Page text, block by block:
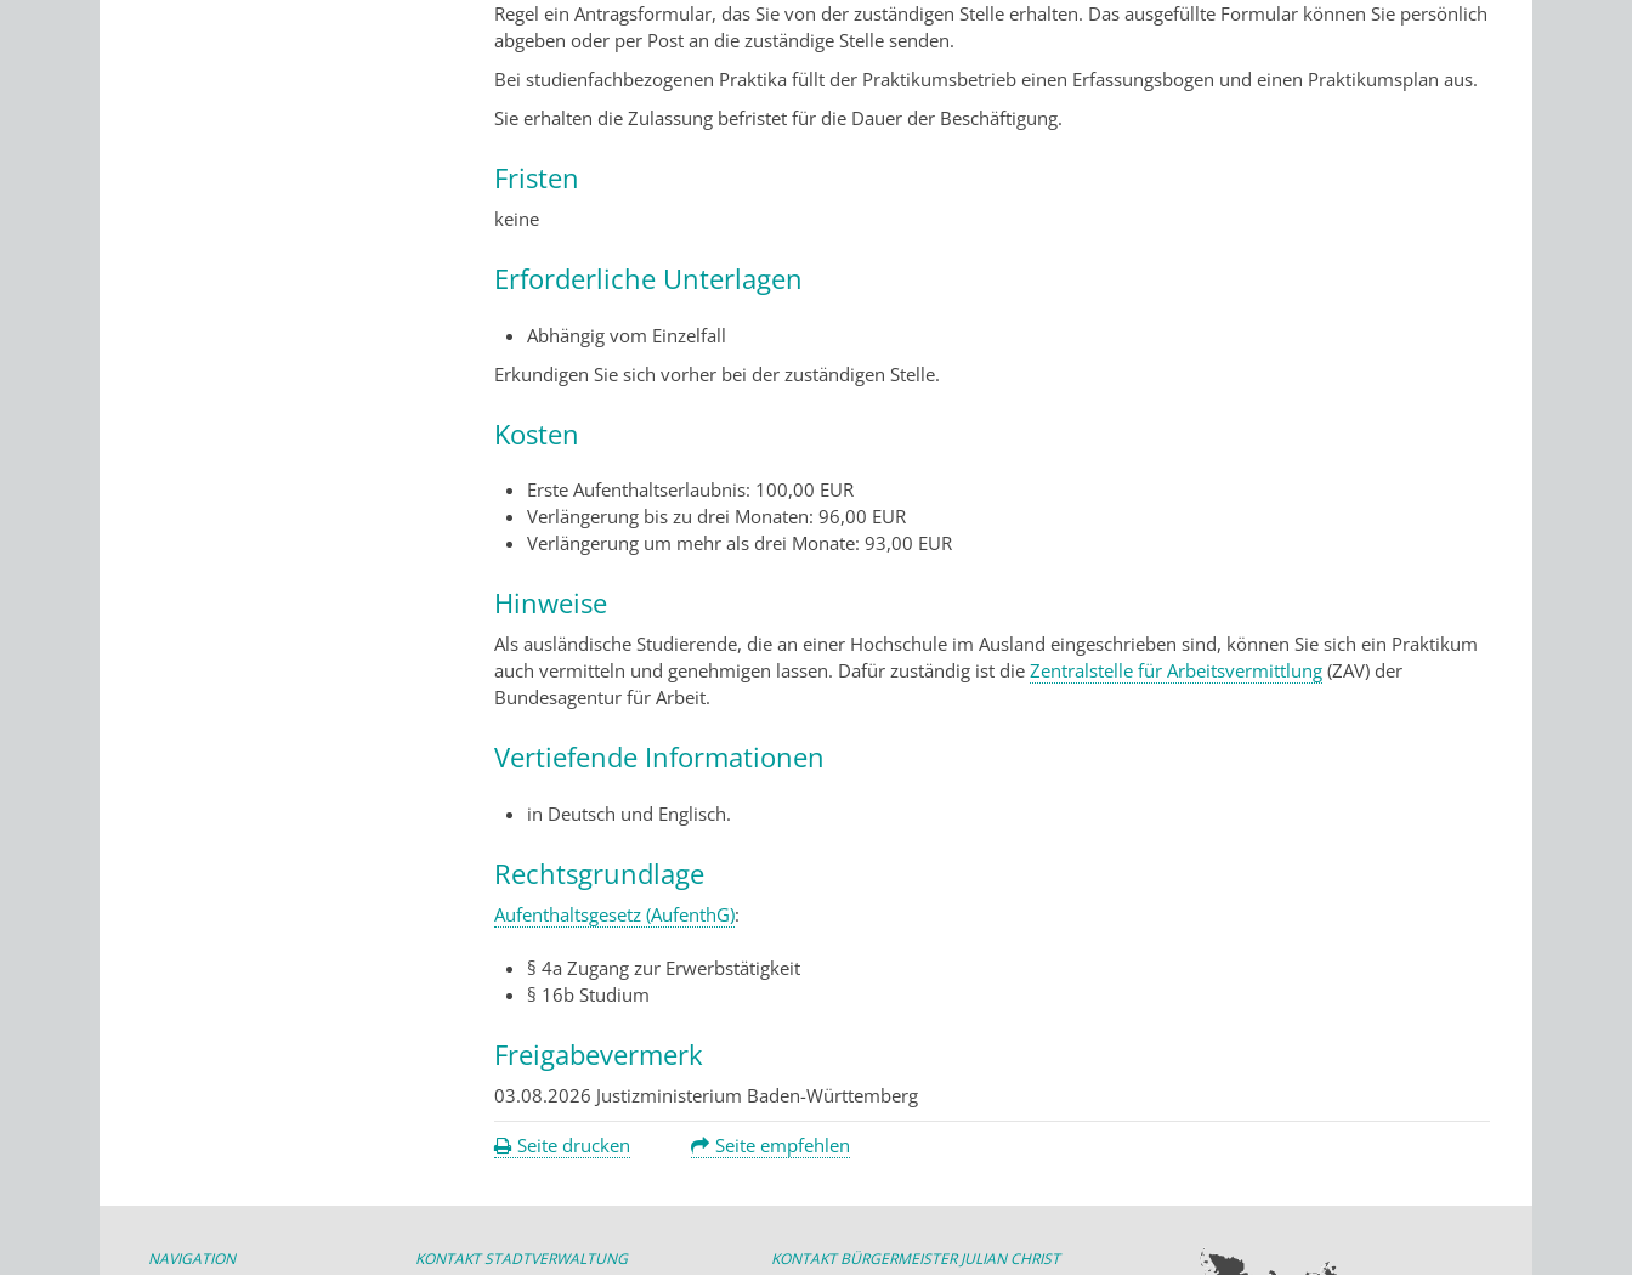
Regel ein Antragsformular, das Sie von der zuständigen Stelle erhalten. Das ausgefüllte Formular können Sie persönlich
abgeben oder per Post an die zuständige Stelle senden.
Bei studienfachbezogenen Praktika füllt der Praktikumsbetrieb einen Erfassungsbogen und einen Praktikumsplan aus.
Sie erhalten die Zulassung befristet für die Dauer der Beschäftigung.
Fristen
keine
Erforderliche Unterlagen
Abhängig vom Einzelfall
Erkundigen Sie sich vorher bei der zuständigen Stelle.
Kosten
Erste Aufenthaltserlaubnis: 100,00 EUR
Verlängerung bis zu drei Monaten: 96,00 EUR
Verlängerung um mehr als drei Monate: 93,00 EUR
Hinweise
Als ausländische Studierende, die an einer Hochschule im Ausland eingeschrieben sind, können Sie sich ein Praktikum
auch vermitteln und genehmigen lassen. Dafür zuständig ist die Zentralstelle für Arbeitsvermittlung (ZAV) der
Bundesagentur für Arbeit.
Vertiefende Informationen
in Deutsch und Englisch.
Rechtsgrundlage
Aufenthaltsgesetz (AufenthG):
§ 4a Zugang zur Erwerbstätigkeit
§ 16b Studium
Freigabevermerk
03.08.2026 Justizministerium Baden-Württemberg
Seite drucken Seite empfehlen
NAVIGATION KONTAKT STADTVERWALTUNG KONTAKT BÜRGERMEISTER JULIAN CHRIST